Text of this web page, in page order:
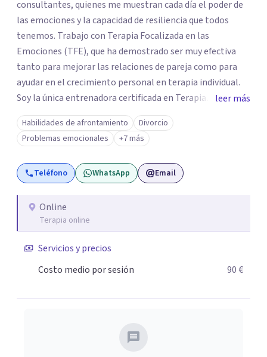
consultantes, quienes me muestran cada día el poder de
las emociones y la capacidad de resiliencia que todos
tenemos. Trabajo con Terapia Focalizada en las
Emociones (TFE), que ha demostrado ser muy efectiva
tanto para mejorar las relaciones de pareja como para
ayudar en el crecimiento personal en terapia individual.
Soy la única entrenadora certificada en Terapia
Focalizada en las Emociones (TFE) en España, además de
supervisora y terapeuta certificada. La TFE ha
demostrado una mejora significativa en las relaciones,
con un 70-75% de éxito y felicidad duradera. Este enfoque
también transforma la vida en terapia individual,
emocional. Desde que me gradué en Psicología en 2002,
siempre he estado en constante aprendizaje y
Máster en Terapia Cognitivo-Conductual y otro en
Psicodrama, profundizando en la mente humana y las
ofrecerte un espacio de confianza donde podamos
relaciones. Estoy aquí para acompañarte en ese proceso.
leer más
Habilidades de afrontamiento
Divorcio
Problemas emocionales
+7 más
Teléfono WhatsApp Email
Online
Terapia online
Servicios y precios
Costo medio por sesión
90 €